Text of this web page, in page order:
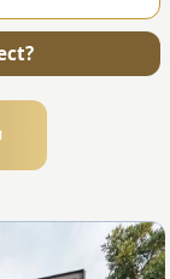
Anda.